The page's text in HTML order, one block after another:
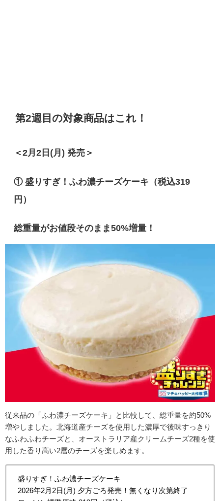
第2週目の対象商品はこれ！
＜2月2日(月) 発売＞
① 盛りすぎ！ふわ濃チーズケーキ（税込319
円）
総重量がお値段そのまま50%増量！
従来品の「ふわ濃チーズケーキ」と比較して、総重量を約50%
増やしました。北海道産チーズを使用した濃厚で後味すっきり
なふわふわチーズと、オーストラリア産クリームチーズ2種を使
用した香り高い2層のチーズを楽しめます。
盛りすぎ！ふわ濃チーズケーキ
2026年2月2日(月) 夕方ごろ発売！無くなり次第終了